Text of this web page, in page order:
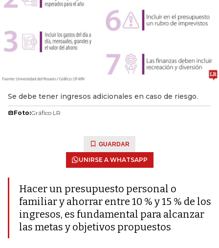
Se debe tener ingresos adicionales en caso de riesgo.
Foto:Gráfico LR
GUARDAR
UNIRSE A WHATSAPP
Hacer un presupuesto personal o
familiar y ahorrar entre 10 % y 15 % de los
ingresos, es fundamental para alcanzar
las metas y objetivos propuestos